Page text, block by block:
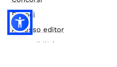
Bilanci
Accesso editor
Accessibilità